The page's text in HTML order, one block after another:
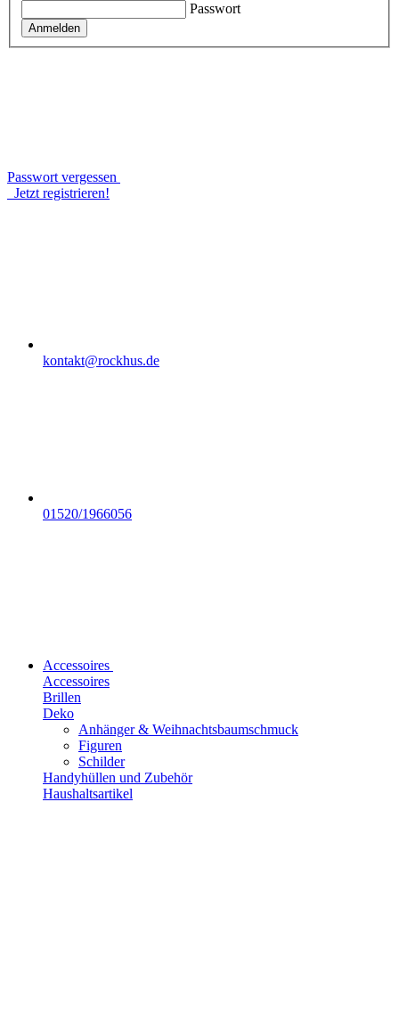
Passwort
Anmelden
Passwort vergessen
Jetzt registrieren!
kontakt@rockhus.de
01520/1966056
Accessoires
Accessoires
Brillen
Deko
Anhänger & Weihnachtsbaumschmuck
Figuren
Schilder
Handyhüllen und Zubehör
Haushaltsartikel